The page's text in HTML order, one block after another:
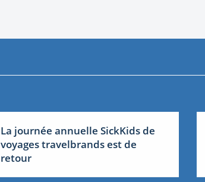
La journée annuelle SickKids de
voyages travelbrands est de
retour